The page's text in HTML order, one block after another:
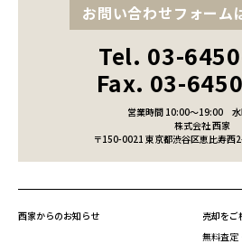
お問い合わせフォーム
Tel. 03-
Fax. 03-
営業時間 10:00～19:00
株式会社 西家
〒150-0021 東京都渋谷区恵比寿西
西家からのお知らせ
売却をご
無料査定